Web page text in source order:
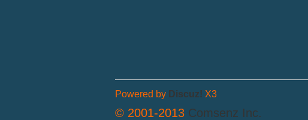
Powered by Discuz! X3
© 2001-2013 Comsenz Inc.